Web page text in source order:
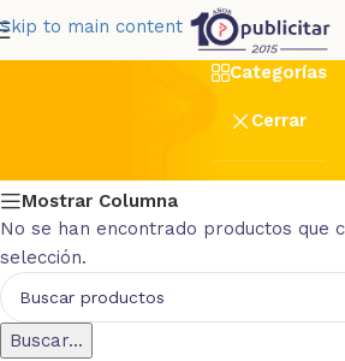
Skip to main content
Categorías
Cerrar
Mostrar Columna
No se han encontrado productos que
selección.
Buscar...